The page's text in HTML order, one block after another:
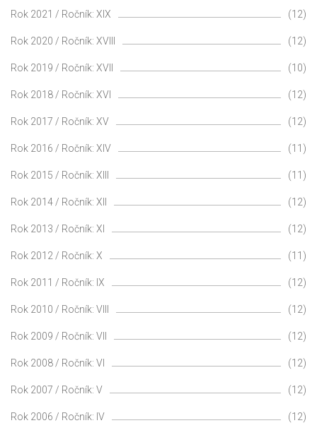
Rok 2021 / Ročník: XIX (12)
Rok 2020 / Ročník: XVIII (12)
Rok 2019 / Ročník: XVII (10)
Rok 2018 / Ročník: XVI (12)
Rok 2017 / Ročník: XV (12)
Rok 2016 / Ročník: XIV (11)
Rok 2015 / Ročník: XIII (11)
Rok 2014 / Ročník: XII (12)
Rok 2013 / Ročník: XI (12)
Rok 2012 / Ročník: X (11)
Rok 2011 / Ročník: IX (12)
Rok 2010 / Ročník: VIII (12)
Rok 2009 / Ročník: VII (12)
Rok 2008 / Ročník: VI (12)
Rok 2007 / Ročník: V (12)
Rok 2006 / Ročník: IV (12)